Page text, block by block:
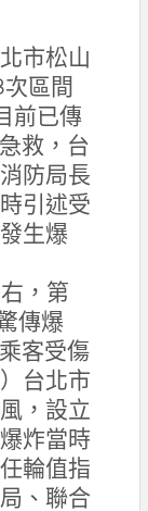
市松山
區間
前已傳
救，台
防局長
引述受
生爆
，第
傳爆
客受傷
台北市
，設立
炸當時
輪值指
、聯合